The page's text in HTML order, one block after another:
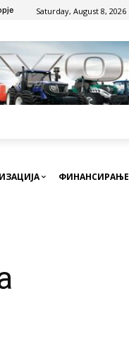
Saturday, August 8, 2026
ФИНАНСИРАЊЕ